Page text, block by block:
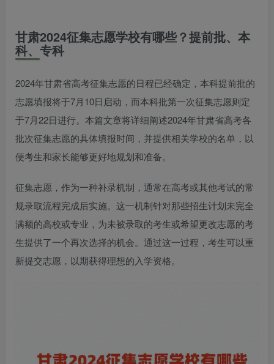
甘肃2024征集志愿学校有哪些？提前批、本
科、专科
2024年甘肃省高考征集志愿的日程已经确定，本科提前批的
志愿填报将于7月10日启动，而本科批第一次征集志愿则定
于7月22日进行。本篇文章将详细阐述2024年甘肃省高考各
批次征集志愿的具体填报时间，并提供相关学校的名单，以
便考生和家长能够更好地规划和准备。
征集志愿，作为一种补录机制，通常在高考或其他考试的常
规录取流程完成后实施。这一机制针对那些招生计划未完全
满额的高校或专业，为未被录取的考生或希望更改志愿的考
生提供了一个再次选择的机会。通过这一过程，考生可以重
新提交志愿，以期获得理想的入学资格。